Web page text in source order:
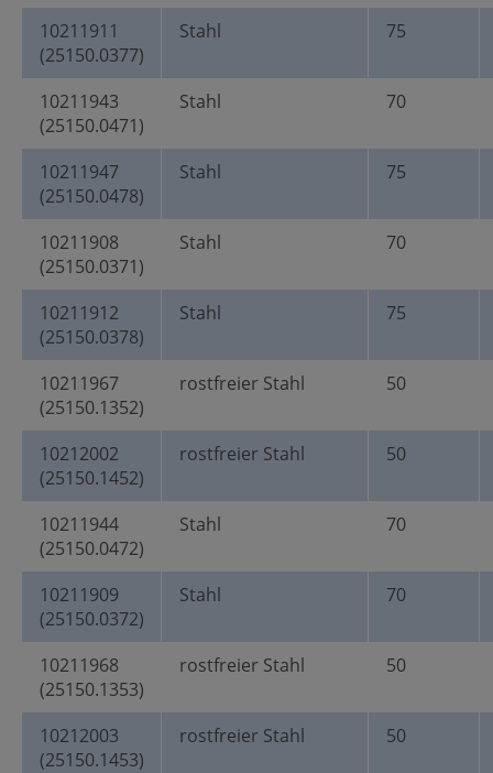
10211911
(25150.0377)
Stahl 75
10211943
(25150.0471)
Stahl 70
10211947
(25150.0478)
Stahl 75
10211908
(25150.0371)
Stahl 70
10211912
(25150.0378)
Stahl 75
10211967
(25150.1352)
rostfreier Stahl 50
10212002
(25150.1452)
rostfreier Stahl 50
10211944
(25150.0472)
Stahl 70
10211909
(25150.0372)
Stahl 70
10211968
(25150.1353)
rostfreier Stahl 50
10212003
(25150.1453)
rostfreier Stahl 50